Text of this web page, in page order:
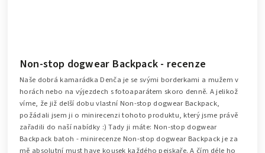
Non-stop dogwear Backpack - recenze
Naše dobrá kamarádka Denča je se svými borderkami a mužem v
horách nebo na výjezdech s fotoaparátem skoro denně. A jelikož
víme, že již delší dobu vlastní Non-stop dogwear Backpack,
požádali jsem ji o minirecenzi tohoto produktu, který jsme právě
zařadili do naší nabídky :) Tady ji máte: Non-stop dogwear
Backpack batoh - minirecenze Non-stop dogwear Backpack je za
mě absolutní must have kousek každého pejskaře. A čím déle ho